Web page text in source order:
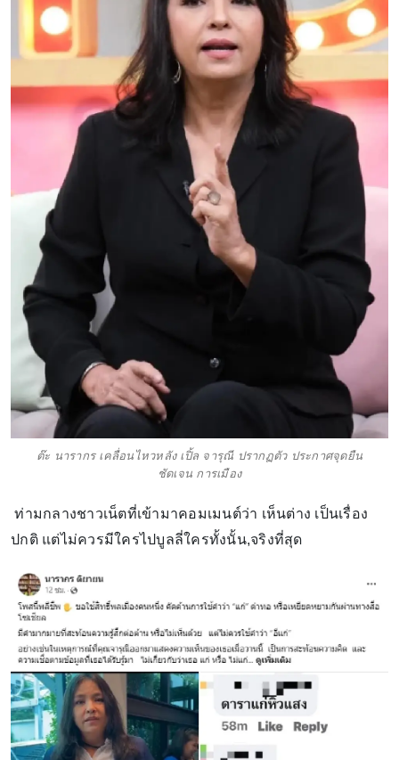
ต๊ะ นารากร เคลื่อนไหวหลัง เปิ้ล จารุณี ปรากฏตัว ประกาศจุดยืน
ชัดเจน การเมือง
ท่ามกลางชาวเน็ตที่เข้ามาคอมเมนต์ว่า เห็นต่าง เป็นเรื่อง
ปกติ แต่ไม่ควรมีใครไปบูลลี่ใครทั้งนั้น,จริงที่สุด